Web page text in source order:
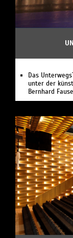
Das
unter der
Bernhard